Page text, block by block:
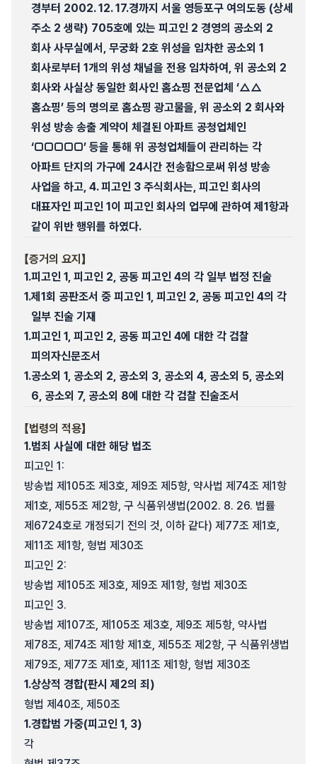
경부터 2002. 12. 17.경까지 서울 영등포구 여의도동 (상세
주소 2 생략) 705호에 있는 피고인 2 경영의 공소외 2
회사 사무실에서, 무궁화 2호 위성을 임차한 공소외 1
회사로부터 1개의 위성 채널을 전용 임차하여, 위 공소외 2
회사와 사실상 동일한 회사인 홈쇼핑 전문업체 ‘△△
홈쇼핑’ 등의 명의로 홈쇼핑 광고물을, 위 공소외 2 회사와
위성 방송 송출 계약이 체결된 아파트 공청업체인
‘□□□□□’ 등을 통해 위 공청업체들이 관리하는 각
아파트 단지의 가구에 24시간 전송함으로써 위성 방송
사업을 하고, 4. 피고인 3 주식회사는, 피고인 회사의
대표자인 피고인 1이 피고인 회사의 업무에 관하여 제1항과
같이 위반 행위를 하였다.
【증거의 요지】
1.피고인 1, 피고인 2, 공동 피고인 4의 각 일부 법정 진술
1.제1회 공판조서 중 피고인 1, 피고인 2, 공동 피고인 4의 각
일부 진술 기재
1.피고인 1, 피고인 2, 공동 피고인 4에 대한 각 검찰
피의자신문조서
1.공소외 1, 공소외 2, 공소외 3, 공소외 4, 공소외 5, 공소외
6, 공소외 7, 공소외 8에 대한 각 검찰 진술조서
【법령의 적용】
1.범죄 사실에 대한 해당 법조
피고인 1:
방송법 제105조 제3호, 제9조 제5항, 약사법 제74조 제1항
제1호, 제55조 제2항, 구 식품위생법(2002. 8. 26. 법률
제6724호로 개정되기 전의 것, 이하 같다) 제77조 제1호,
제11조 제1항, 형법 제30조
피고인 2:
방송법 제105조 제3호, 제9조 제1항, 형법 제30조
피고인 3.
방송법 제107조, 제105조 제3호, 제9조 제5항, 약사법
제78조, 제74조 제1항 제1호, 제55조 제2항, 구 식품위생법
제79조, 제77조 제1호, 제11조 제1항, 형법 제30조
1.상상적 경합(판시 제2의 죄)
형법 제40조, 제50조
1.경합범 가중(피고인 1, 3)
각